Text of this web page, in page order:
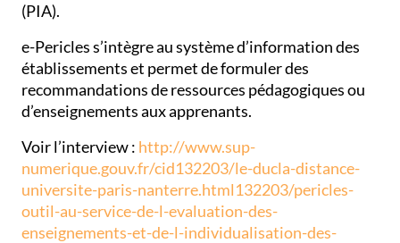
(PIA).
e-Pericles s’intègre au système d’information des
établissements et permet de formuler des
recommandations de ressources pédagogiques ou
d’enseignements aux apprenants.
Voir l’interview : http://www.sup-
numerique.gouv.fr/cid132203/le-ducla-distance-
universite-paris-nanterre.html132203/pericles-
outil-au-service-de-l-evaluation-des-
enseignements-et-de-l-individualisation-des-